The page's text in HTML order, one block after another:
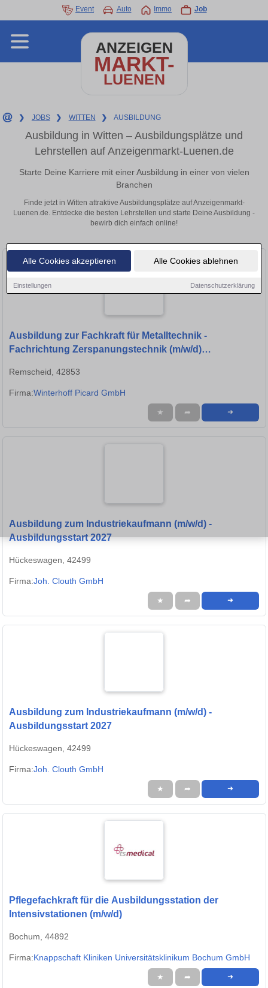
Alle Cookies akzeptieren Alle Cookies ablehnen
Einstellungen Datenschutzerklärung
Event Auto Immo Job
ANZEIGEN
MARKT-
LUENEN
❯ JOBS ❯ WITTEN ❯ AUSBILDUNG
Ausbildung in Witten – Ausbildungsplätze und
Lehrstellen auf Anzeigenmarkt-Luenen.de
Starte Deine Karriere mit einer Ausbildung in einer von vielen
Branchen
Finde jetzt in Witten attraktive Ausbildungsplätze auf Anzeigenmarkt-
Luenen.de. Entdecke die besten Lehrstellen und starte Deine Ausbildung -
bewirb dich einfach online!
Ausbildung zur Fachkraft für Metalltechnik -
Fachrichtung Zerspanungstechnik (m/w/d)
Remscheid, 42853
Firma:Winterhoff Picard GmbH
★ ➦ ➜
Ausbildung zum Industriekaufmann (m/w/d) -
Ausbildungsstart 2027
Hückeswagen, 42499
Firma:Joh. Clouth GmbH
★ ➦ ➜
Ausbildung zum Industriekaufmann (m/w/d) -
Ausbildungsstart 2027
Hückeswagen, 42499
Firma:Joh. Clouth GmbH
★ ➦ ➜
Pflegefachkraft für die Ausbildungsstation der
Intensivstationen (m/w/d)
Bochum, 44892
Firma:Knappschaft Kliniken Universitätsklinikum Bochum GmbH
★ ➦ ➜